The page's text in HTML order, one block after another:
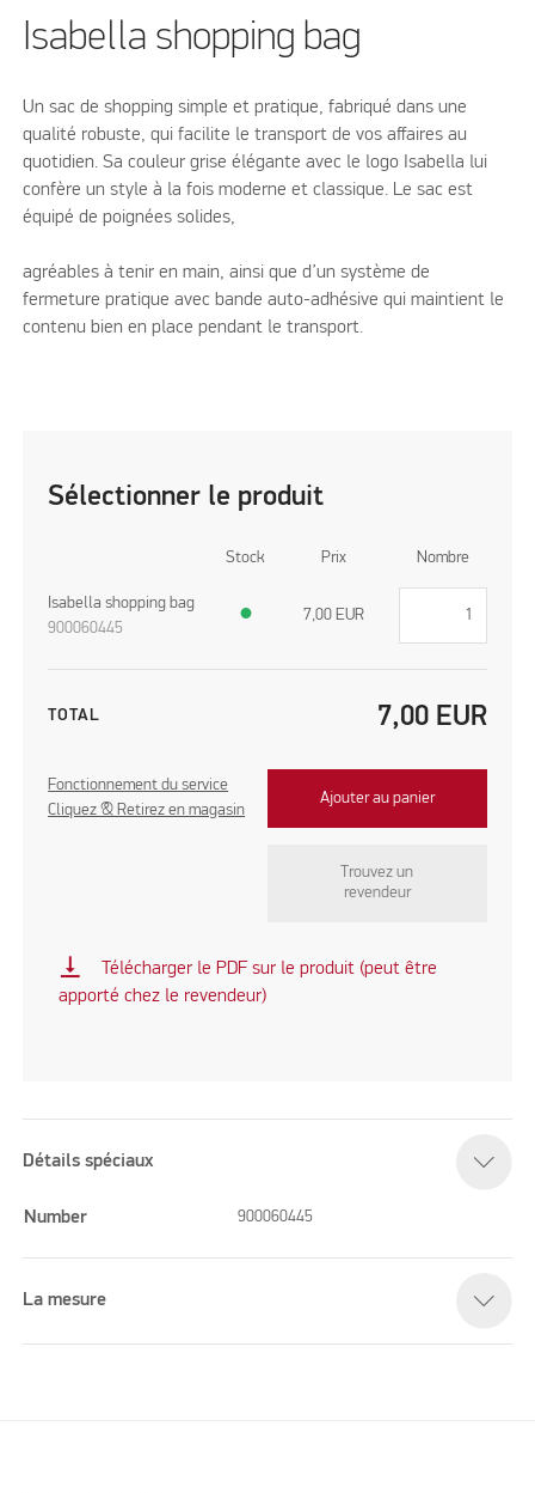
Isabella shopping bag
Un sac de shopping simple et pratique, fabriqué dans une
qualité robuste, qui facilite le transport de vos affaires au
quotidien. Sa couleur grise élégante avec le logo Isabella lui
confère un style à la fois moderne et classique. Le sac est
équipé de poignées solides,
agréables à tenir en main, ainsi que d’un système de
fermeture pratique avec bande auto-adhésive qui maintient le
contenu bien en place pendant le transport.
Sélectionner le produit
Stock Prix Nombre
Isabella shopping bag
900060445
● 7,00 EUR
TOTAL 7,00 EUR
Fonctionnement du service
Cliquez & Retirez en magasin
Ajouter au panier
Trouvez un
revendeur
vertical_align_bottom
Télécharger le PDF sur le produit (peut être
apporté chez le revendeur)
Détails spéciaux
Number 900060445
La mesure